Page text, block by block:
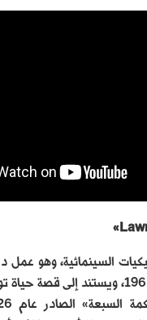
السينمائية، وهو عمل
بريطاني صدر عام 1962، ويستند إلى